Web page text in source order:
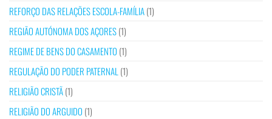
REFORÇO DAS RELAÇÕES ESCOLA-FAMÍLIA(1)
REGIÃO AUTÓNOMA DOS AÇORES(1)
REGIME DE BENS DO CASAMENTO (1)
REGULAÇÃO DO PODER PATERNAL (1)
RELIGIÃO CRISTÃ(1)
RELIGIÃO DO ARGUIDO (1)